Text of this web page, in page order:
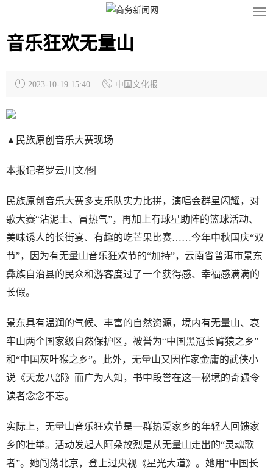
音乐狂欢无量山
2023-10-19 15:40 中国文化报
▲民族原创音乐大赛现场
本报记者罗云川文/图
民族原创音乐大赛多支乐队实力比拼，演唱会群星闪耀，对
歌大赛“沾泥土、冒热气”，再加上有球星助阵的篮球活动、
美味诱人的长街宴、有趣的吃芒果比赛……今年中秋国庆“双
节”，因为有无量山音乐狂欢节的“加持”，云南省普洱市景东
彝族自治县的民众和游客度过了一个获得感、幸福感满满的
长假。
景东具有温润的气候、丰富的自然资源，境内有无量山、哀
牢山两个国家级自然保护区，被誉为“中国黑冠长臂猿之乡”
和“中国灰叶猴之乡”。此外，无量山又因作家金庸的武侠小
说《天龙八部》而广为人知，书中段誉在这一秘境的奇遇令
读者念念不忘。
实际上，无量山音乐狂欢节是一群热爱家乡的年轻人回馈家
乡的壮举。活动发起人阿朵故烈是从无量山走出的“灵魂歌
者”。她闯荡北京，登上过央视《星光大道》。她用“中国长